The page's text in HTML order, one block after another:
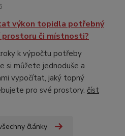
výkon topidla potřebný
či místnosti?
k výpočtu potřeby
si můžete jednoduše a
vypočítat, jaký topný
pro své prostory. číst
články